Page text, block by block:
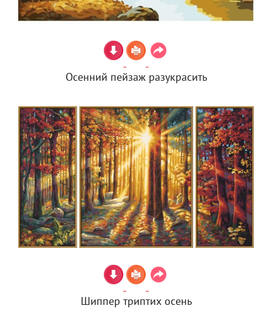
Осенний пейзаж разукрасить
Шиппер триптих осень